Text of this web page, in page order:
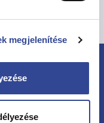
megjelenítése